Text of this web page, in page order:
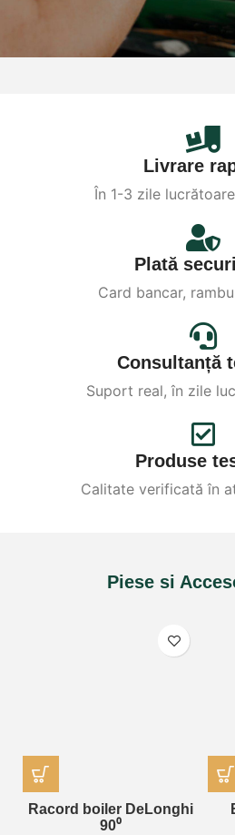
Livrare
În 1-3 zile
Plată
Card bancar,
Consultanță
Suport real, în zile
Produse
Calitate verificată în
Piese si
Racord boiler DeLonghi
90⁰